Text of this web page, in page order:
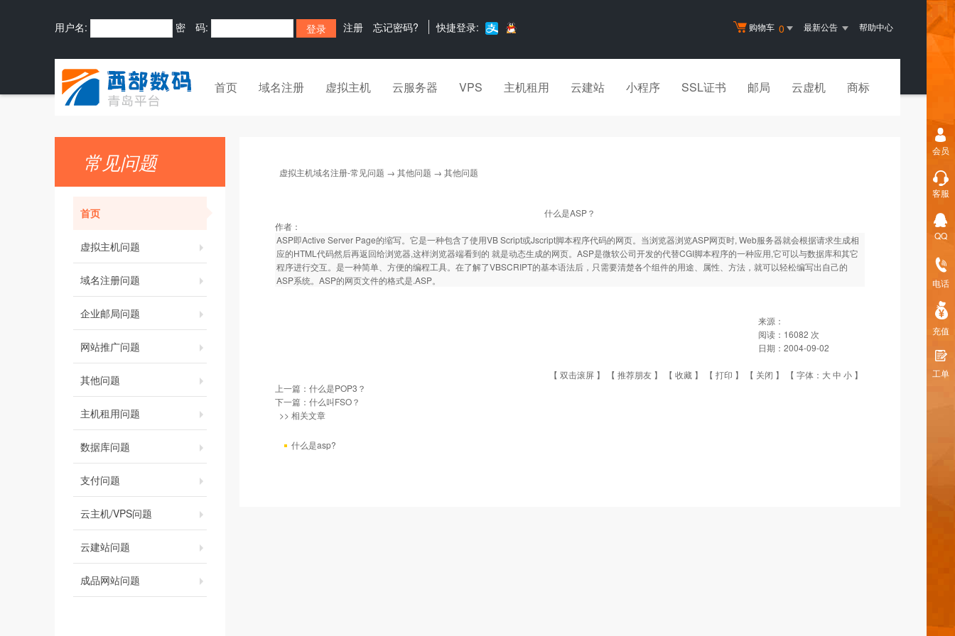
购物车 0 最新公告 帮助中心
用户名: 密 码: 注册 忘记密码? 快捷登录:
首页 域名注册 虚拟主机 云服务器 VPS 主机租用 云建站 小程序 SSL证书 邮局 云虚机 商标
常见问题
首页
虚拟主机问题
域名注册问题
企业邮局问题
网站推广问题
其他问题
主机租用问题
数据库问题
支付问题
云主机/VPS问题
云建站问题
成品网站问题
虚拟主机域名注册-常见问题 → 其他问题 → 其他问题
什么是ASP？
作者：
ASP即Active Server Page的缩写。它是一种包含了使用VB Script或Jscript脚本程序代码的网页。当浏览器浏览ASP网页时, Web服务器就会根据请求生成相
应的HTML代码然后再返回给浏览器,这样浏览器端看到的 就是动态生成的网页。ASP是微软公司开发的代替CGI脚本程序的一种应用,它可以与数据库和其它
程序进行交互。是一种简单、方便的编程工具。在了解了VBSCRIPT的基本语法后，只需要清楚各个组件的用途、属性、方法，就可以轻松编写出自己的
ASP系统。ASP的网页文件的格式是.ASP。
来源：
阅读： 16082 次
日期： 2004-09-02
【 双击滚屏 】 【 推荐朋友 】 【 收藏 】 【 打印 】 【 关闭 】 【 字体： 大中 小 】
上一篇： 什么是POP3？
下一篇： 什么叫FSO？
>> 相关文章
什么是asp?
会员
客服
QQ
电话
充值
工单